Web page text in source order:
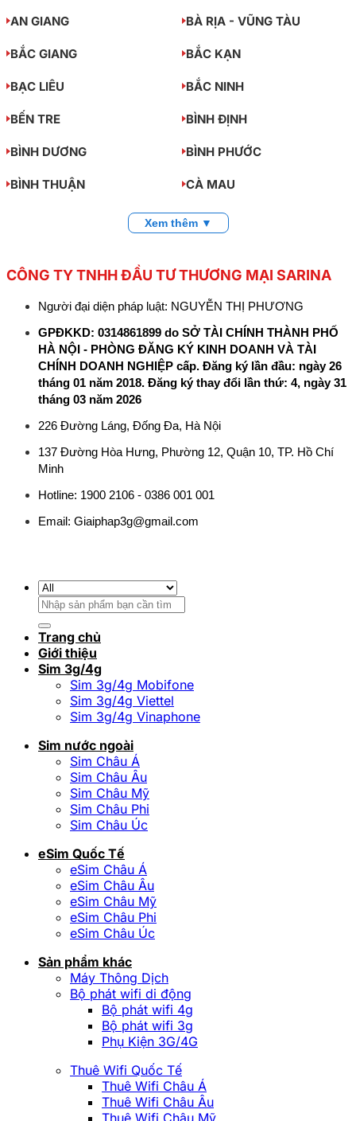
AN GIANG BÀ RỊA - VŨNG TÀU
BẮC GIANG BẮC KẠN
BẠC LIÊU BẮC NINH
BẾN TRE BÌNH ĐỊNH
BÌNH DƯƠNG BÌNH PHƯỚC
BÌNH THUẬN CÀ MAU
Xem thêm ▼
CÔNG TY TNHH ĐẦU TƯ THƯƠNG MẠI SARINA
Người đại diện pháp luật: NGUYỄN THỊ PHƯƠNG
GPĐKKD: 0314861899 do SỞ TÀI CHÍNH THÀNH PHỐ
HÀ NỘI - PHÒNG ĐĂNG KÝ KINH DOANH VÀ TÀI
CHÍNH DOANH NGHIỆP cấp. Đăng ký lần đầu: ngày 26
tháng 01 năm 2018. Đăng ký thay đổi lần thứ: 4, ngày 31
tháng 03 năm 2026
226 Đường Láng, Đống Đa, Hà Nội
137 Đường Hòa Hưng, Phường 12, Quận 10, TP. Hồ Chí
Minh
Hotline: 1900 2106 - 0386 001 001
Email: Giaiphap3g@gmail.com
Tìm
kiếm:
Trang chủ
Giới thiệu
Sim 3g/4g
Sim 3g/4g Mobifone
Sim 3g/4g Viettel
Sim 3g/4g Vinaphone
Sim nước ngoài
Sim Châu Á
Sim Châu Âu
Sim Châu Mỹ
Sim Châu Phi
Sim Châu Úc
eSim Quốc Tế
eSim Châu Á
eSim Châu Âu
eSim Châu Mỹ
eSim Châu Phi
eSim Châu Úc
Sản phẩm khác
Máy Thông Dịch
Bộ phát wifi di động
Bộ phát wifi 4g
Bộ phát wifi 3g
Phụ Kiện 3G/4G
Thuê Wifi Quốc Tế
Thuê Wifi Châu Á
Thuê Wifi Châu Âu
Thuê Wifi Châu Mỹ